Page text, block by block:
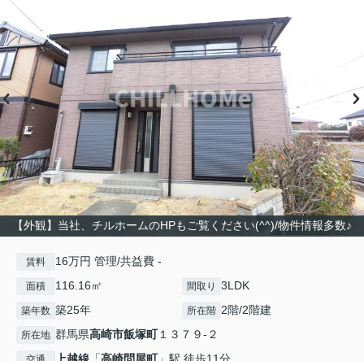
【外観】当社、チルホームのHPもご覧ください(^^)/物件情報多数♪
賃料 16万円 管理/共益費 -
面積 116.16㎡ 間取り 3LDK
築年数 築25年 所在階 2階/2階建
所在地 群馬県高崎市飯塚町１３７９-２